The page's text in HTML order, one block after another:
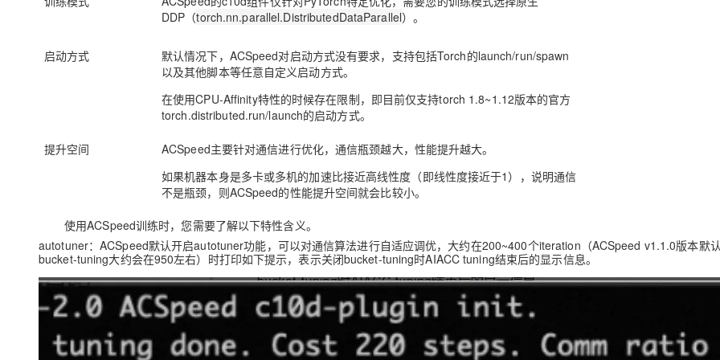
DDP（torch.nn.parallel.DistributedDataParallel）。
启动方式
默认情况下，ACSpeed对启动方式没有要求，支持包括Torch的launch/run/spawn
以及其他脚本等任意自定义启动方式。
在使用CPU-Affinity特性的时候存在限制，即目前仅支持torch 1.8~1.12版本的官方
torch.distributed.run/launch的启动方式。
提升空间
ACSpeed主要针对通信进行优化，通信瓶颈越大，性能提升越大。
如果机器本身是多卡或多机的加速比接近高线性度（即线性度接近于1），说明通信
不是瓶颈，则ACSpeed的性能提升空间就会比较小。
使用ACSpeed训练时，您需要了解以下特性含义。
autotuner：ACSpeed默认开启autotuner功能，可以对通信算法进行自适应调优，大约在200~400个iteration（ACSpeed v1.1.0版本默
bucket-tuning大约会在950左右）时打印如下提示，表示关闭bucket-tuning时AIACC tuning结束后的显示信息。